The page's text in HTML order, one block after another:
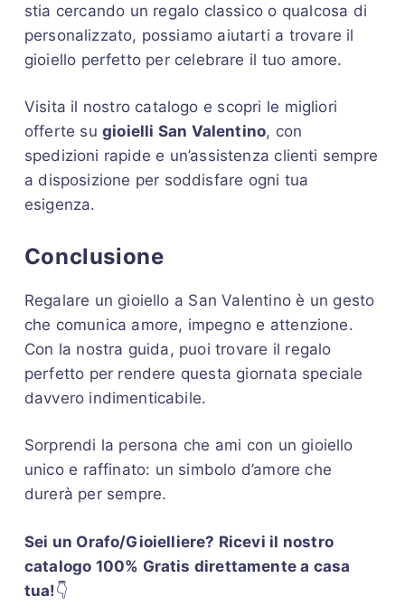
stia cercando un regalo classico o qualcosa di
personalizzato, possiamo aiutarti a trovare il
gioiello perfetto per celebrare il tuo amore.
Visita il nostro catalogo e scopri le migliori
offerte sugioielli San Valentino, con
spedizioni rapide e un’assistenza clienti sempre
a disposizione per soddisfare ogni tua
esigenza.
Conclusione
Regalare un gioiello a San Valentino è un gesto
che comunica amore, impegno e attenzione.
Con la nostra guida, puoi trovare il regalo
perfetto per rendere questa giornata speciale
davvero indimenticabile.
Sorprendi la persona che ami con un gioiello
unico e raffinato: un simbolo d’amore che
durerà per sempre.
Sei un Orafo/Gioielliere? Ricevi il nostro
catalogo 100% Gratis direttamente a casa
tua! 👇